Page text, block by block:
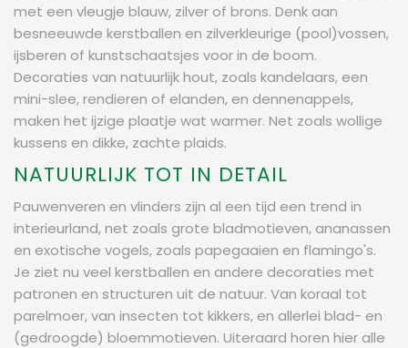
met een vleugje blauw, zilver of brons. Denk aan
besneeuwde kerstballen en zilverkleurige (pool)vossen,
ijsberen of kunstschaatsjes voor in de boom.
Decoraties van natuurlijk hout, zoals kandelaars, een
mini-slee, rendieren of elanden, en dennenappels,
maken het ijzige plaatje wat warmer. Net zoals wollige
kussens en dikke, zachte plaids.
NATUURLIJK TOT IN DETAIL
Pauwenveren en vlinders zijn al een tijd een trend in
interieurland, net zoals grote bladmotieven, ananassen
en exotische vogels, zoals papegaaien en flamingo's.
Je ziet nu veel kerstballen en andere decoraties met
patronen en structuren uit de natuur. Van koraal tot
parelmoer, van insecten tot kikkers, en allerlei blad- en
(gedroogde) bloemmotieven. Uiteraard horen hier alle